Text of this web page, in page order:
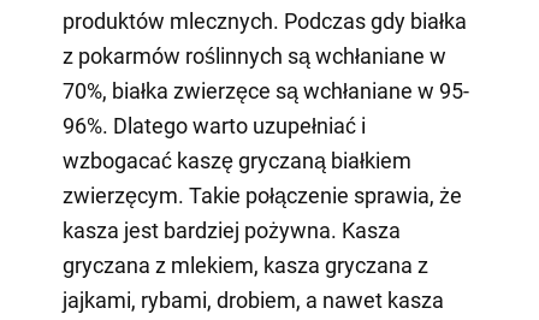
produktów mlecznych. Podczas gdy białka
z pokarmów roślinnych są wchłaniane w
70%, białka zwierzęce są wchłaniane w 95-
96%. Dlatego warto uzupełniać i
wzbogacać kaszę gryczaną białkiem
zwierzęcym. Takie połączenie sprawia, że
kasza jest bardziej pożywna. Kasza
gryczana z mlekiem, kasza gryczana z
jajkami, rybami, drobiem, a nawet kasza